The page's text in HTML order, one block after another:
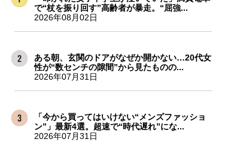
で“杖を振り回す”高齢者が暴走。“屈強...
2026年08月02日
ある朝、玄関のドアがなぜか開かない…20代女
性が“数センチの隙間”から見たものの...
2026年07月31日
「今から買ってはいけない“メンズファッショ
ン”」最新4選。超速で“時代遅れ”にな...
2026年07月31日